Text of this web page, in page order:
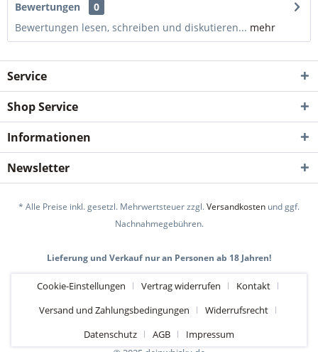
Bewertungen
0
Bewertungen lesen, schreiben und diskutieren... mehr
Service
Shop Service
Informationen
Newsletter
* Alle Preise inkl. gesetzl. Mehrwertsteuer zzgl.Versandkosten und ggf.
Nachnahmegebühren.
Lieferung und Verkauf nur an Personen ab 18 Jahren!
Cookie-Einstellungen Vertrag widerrufen
Kontakt
Versand und Zahlungsbedingungen
Widerrufsrecht
Datenschutz
AGB
Impressum